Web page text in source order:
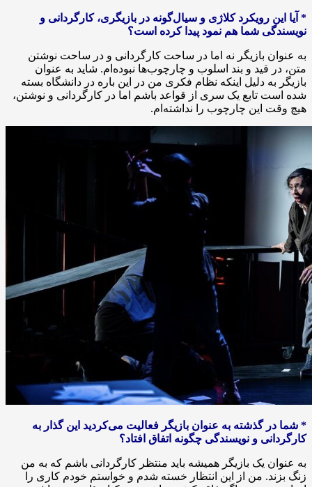
* آیا این رویکرد کلاژی و سیال‌گونه در بازیگری، کارگردانی و
نویسندگی شما هم نمود پیدا کرده است؟
به عنوان بازیگر نه اما در ساحت کارگردانی و در ساحت نوشتن
متن، در قید و بند اسلوب و چارچوب‌ها نبوده‌ام. شاید به عنوان
بازیگر به دلیل اینکه نظام فکری من در این باره در دانشگاه بسته
شده است تابع یک سری از قواعد باشم اما در کارگردانی و نوشتن،
هیچ وقت این چارچوب را نداشته‌ام.
* شما در گذشته به عنوان بازیگر فعالیت می‌کردید این گذار به
کارگردانی و نویسندگی چگونه اتفاق افتاد؟
به عنوان یک بازیگر همیشه باید منتظر کارگردانی باشم که به من
زنگ بزند. من از این انتظار خسته شدم و خواستم خودم کاری را